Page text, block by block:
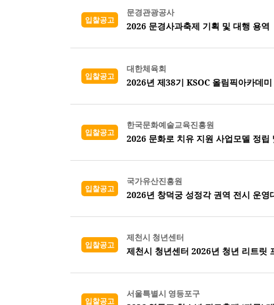
입찰공고
문경관광공사
2026 문경사과축제 기획 및 대행 용역
입찰공고
대한체육회
2026년 제38기 KSOC 올림픽아카데
입찰공고
한국문화예술교육진흥원
2026 문화로 치유 지원 사업모델 정립
입찰공고
국가유산진흥원
2026년 창덕궁 성정각 권역 전시 운영
입찰공고
제천시 청년센터
제천시 청년센터 2026년 청년 리트릿
입찰공고
서울특별시 영등포구